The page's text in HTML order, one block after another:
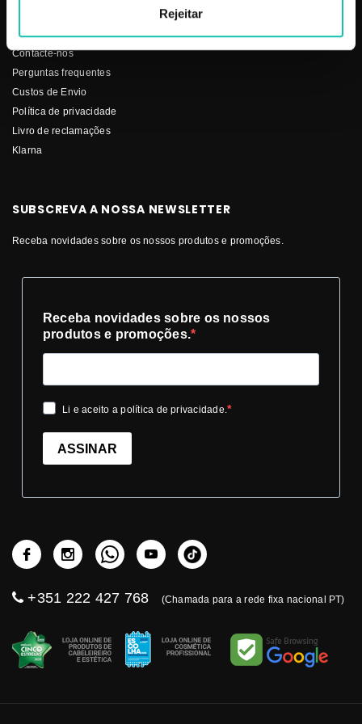
Rejeitar
Ajuda? Nós ligamos
Contacte-nos
Perguntas frequentes
Custos de Envio
Política de privacidade
Livro de reclamações
Klarna
SUBSCREVA A NOSSA NEWSLETTER
Receba novidades sobre os nossos produtos e promoções.
Receba novidades sobre os nossos
produtos e promoções.
Li e aceito a política de privacidade.
ASSINAR
+351 222 427 768 (Chamada para a rede fixa nacional PT)